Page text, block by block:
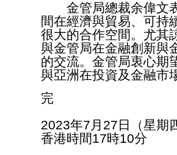
金管局總裁余偉文表
間在經濟與貿易、可持
很大的合作空間。尤其
與金管局在金融創新與
的交流。金管局衷心期
與亞洲在投資及金融市
完
2023年7月27日（星期
香港時間17時10分